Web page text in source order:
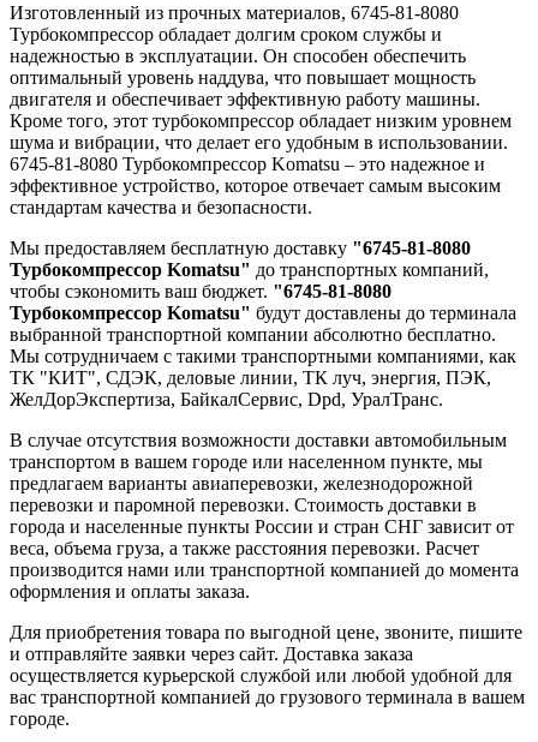
Изготовленный из прочных материалов, 6745-81-8080
Турбокомпрессор обладает долгим сроком службы и
надежностью в эксплуатации. Он способен обеспечить
оптимальный уровень наддува, что повышает мощность
двигателя и обеспечивает эффективную работу машины.
Кроме того, этот турбокомпрессор обладает низким уровнем
шума и вибрации, что делает его удобным в использовании.
6745-81-8080 Турбокомпрессор Komatsu – это надежное и
эффективное устройство, которое отвечает самым высоким
стандартам качества и безопасности.
Мы предоставляем бесплатную доставку "6745-81-8080
Турбокомпрессор Komatsu" до транспортных компаний,
чтобы сэкономить ваш бюджет. "6745-81-8080
Турбокомпрессор Komatsu" будут доставлены до терминала
выбранной транспортной компании абсолютно бесплатно.
Мы сотрудничаем с такими транспортными компаниями, как
ТК "КИТ", СДЭК, деловые линии, ТК луч, энергия, ПЭК,
ЖелДорЭкспертиза, БайкалСервис, Dpd, УралТранс.
В случае отсутствия возможности доставки автомобильным
транспортом в вашем городе или населенном пункте, мы
предлагаем варианты авиаперевозки, железнодорожной
перевозки и паромной перевозки. Стоимость доставки в
города и населенные пункты России и стран СНГ зависит от
веса, объема груза, а также расстояния перевозки. Расчет
производится нами или транспортной компанией до момента
оформления и оплаты заказа.
Для приобретения товара по выгодной цене, звоните, пишите
и отправляйте заявки через сайт. Доставка заказа
осуществляется курьерской службой или любой удобной для
вас транспортной компанией до грузового терминала в вашем
городе.